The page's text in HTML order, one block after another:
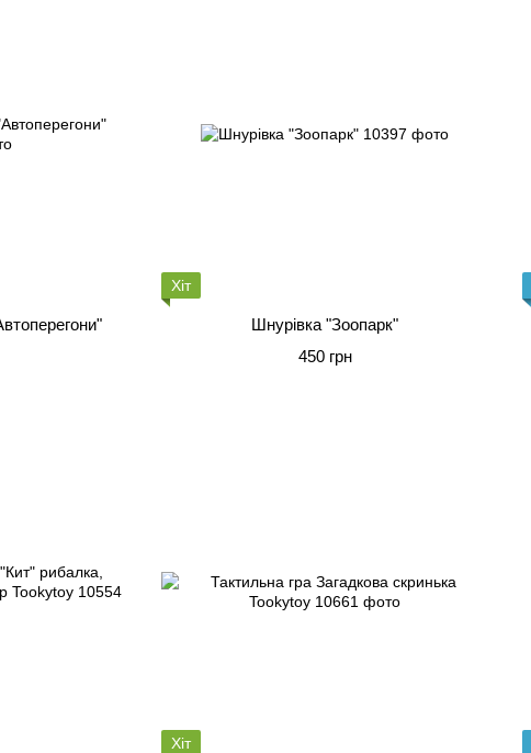
Хіт
Шнурівка "Зоопарк"
450 грн
Хіт